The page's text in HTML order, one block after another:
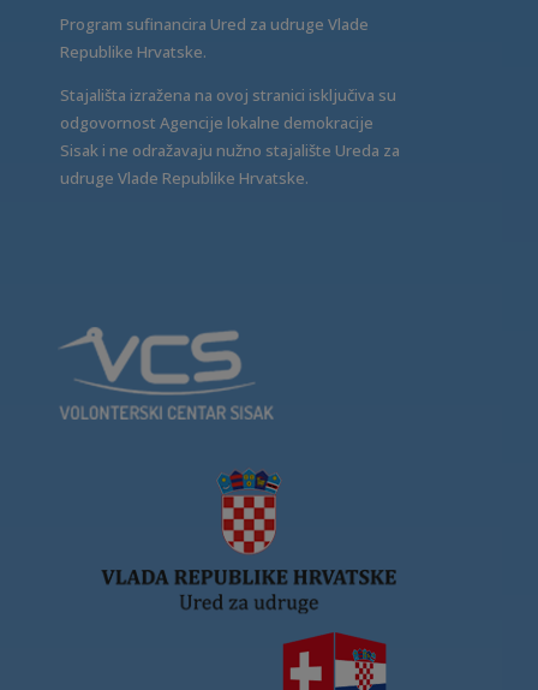
Program sufinancira Ured za udruge Vlade
Republike Hrvatske.
Stajališta izražena na ovoj stranici isključiva su
odgovornost Agencije lokalne demokracije
Sisak i ne odražavaju nužno stajalište Ureda za
udruge Vlade Republike Hrvatske.